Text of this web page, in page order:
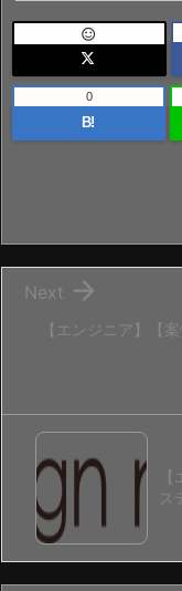

B!
0
【エンジニア】【

Next
ス